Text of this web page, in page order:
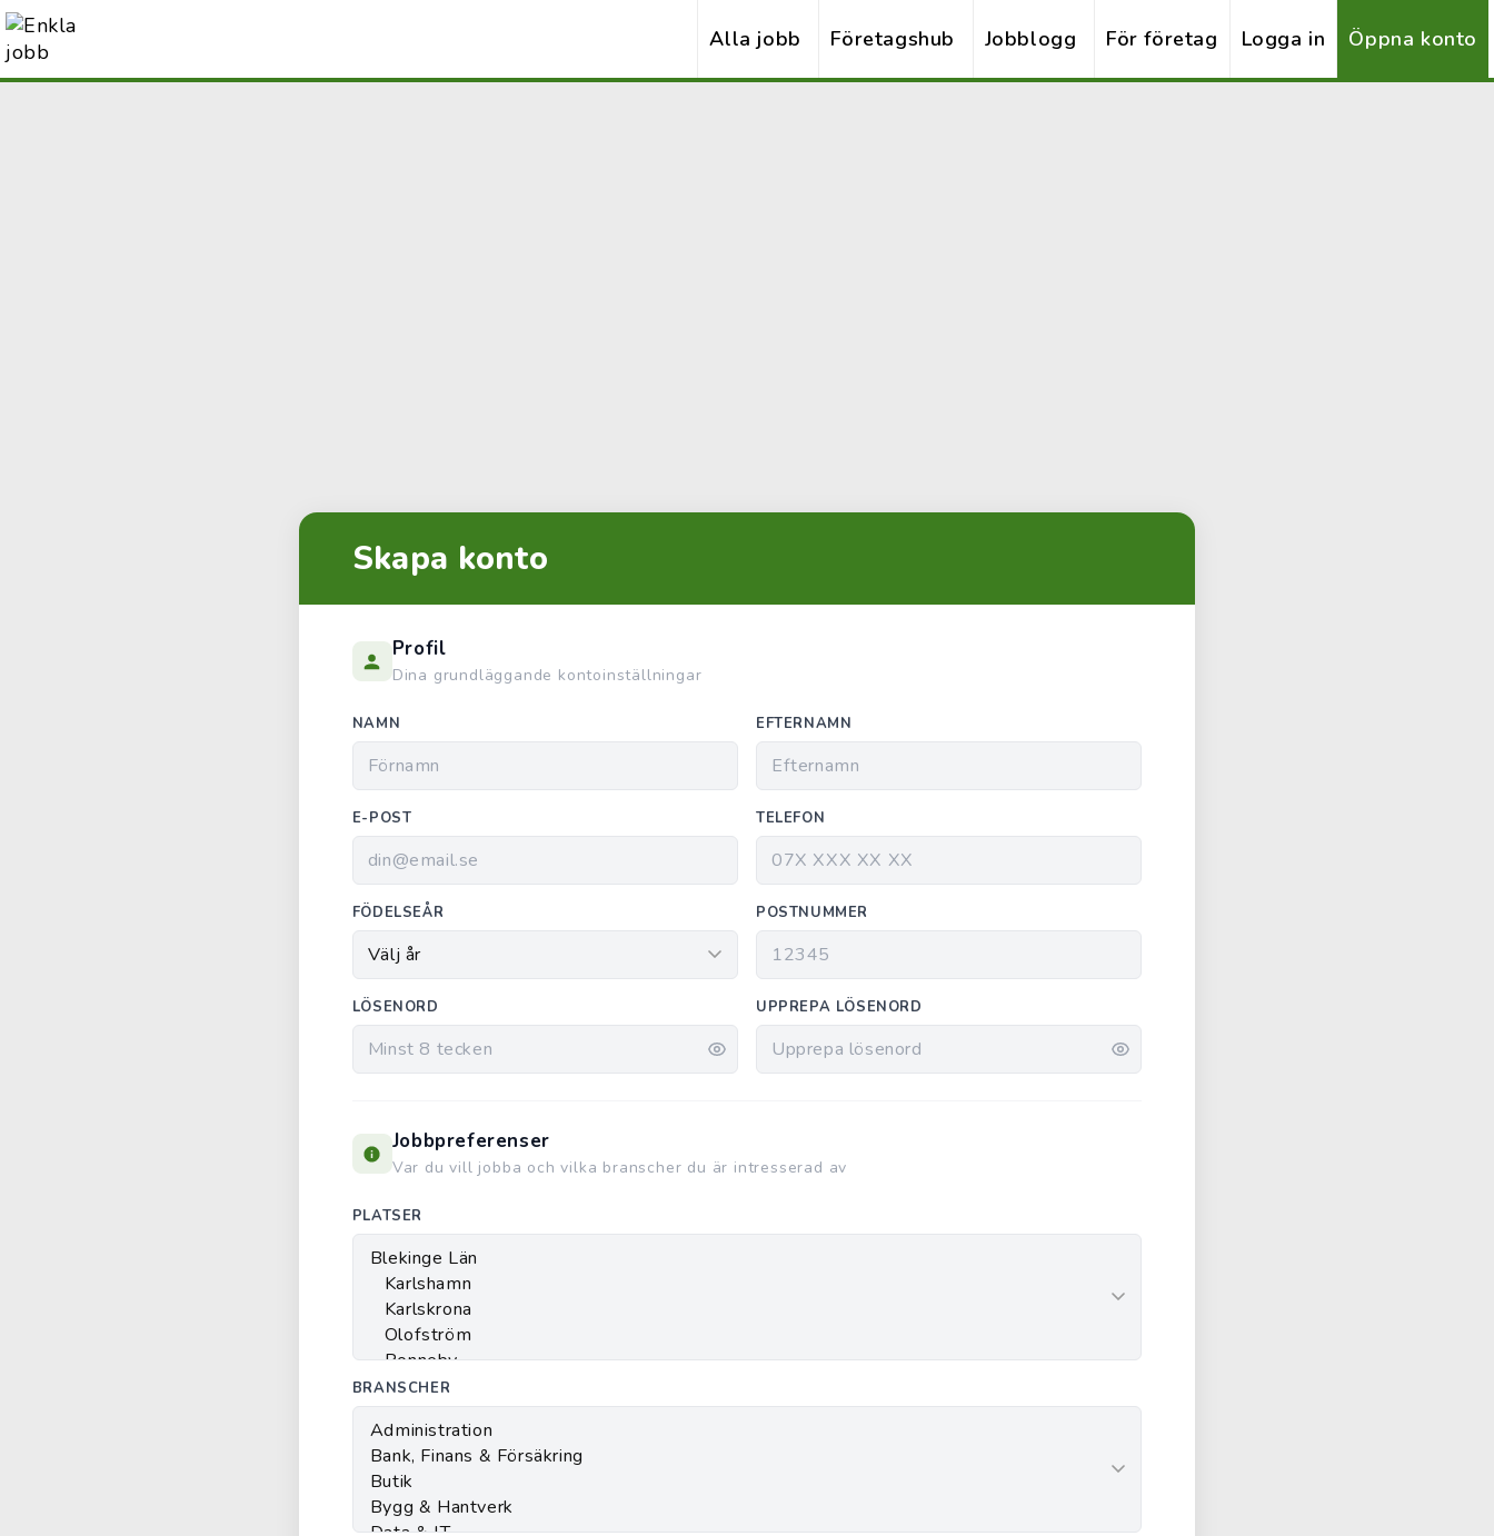
Alla jobb Företagshub Jobblogg För företag Logga in Öppna konto
Skapa konto
Profil
Dina grundläggande kontoinställningar
NAMN EFTERNAMN
E-POST TELEFON
FÖDELSEÅR POSTNUMMER
LÖSENORD UPPREPA LÖSENORD
Jobbpreferenser
Var du vill jobba och vilka branscher du är intresserad av
PLATSER
BRANSCHER